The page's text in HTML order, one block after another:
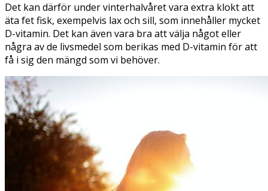
Det kan därför under vinterhalvåret vara extra klokt att
äta fet fisk, exempelvis lax och sill, som innehåller mycket
D-vitamin. Det kan även vara bra att välja något eller
några av de livsmedel som berikas med D-vitamin för att
få i sig den mängd som vi behöver.